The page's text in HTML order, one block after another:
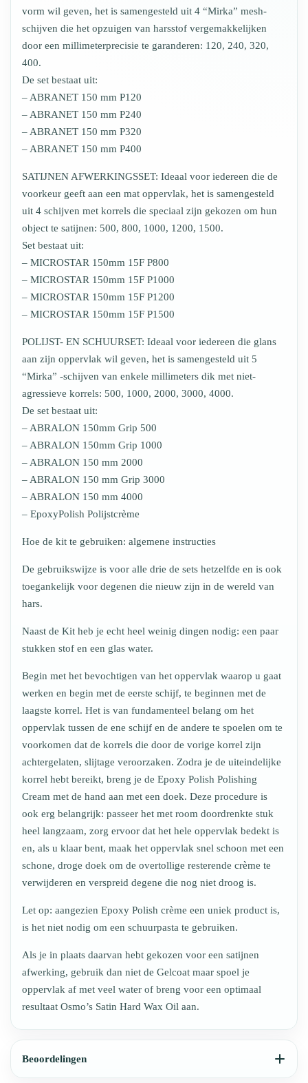
vorm wil geven, het is samengesteld uit 4 “Mirka” mesh-
schijven die het opzuigen van harsstof vergemakkelijken
door een millimeterprecisie te garanderen: 120, 240, 320,
400.
De set bestaat uit:
– ABRANET 150 mm P120
– ABRANET 150 mm P240
– ABRANET 150 mm P320
– ABRANET 150 mm P400
SATIJNEN AFWERKINGSSET: Ideaal voor iedereen die de
voorkeur geeft aan een mat oppervlak, het is samengesteld
uit 4 schijven met korrels die speciaal zijn gekozen om hun
object te satijnen: 500, 800, 1000, 1200, 1500.
Set bestaat uit:
– MICROSTAR 150mm 15F P800
– MICROSTAR 150mm 15F P1000
– MICROSTAR 150mm 15F P1200
– MICROSTAR 150mm 15F P1500
POLIJST- EN SCHUURSET: Ideaal voor iedereen die glans
aan zijn oppervlak wil geven, het is samengesteld uit 5
“Mirka” -schijven van enkele millimeters dik met niet-
agressieve korrels: 500, 1000, 2000, 3000, 4000.
De set bestaat uit:
– ABRALON 150mm Grip 500
– ABRALON 150mm Grip 1000
– ABRALON 150 mm 2000
– ABRALON 150 mm Grip 3000
– ABRALON 150 mm 4000
– EpoxyPolish Polijstcrème
Hoe de kit te gebruiken: algemene instructies
De gebruikswijze is voor alle drie de sets hetzelfde en is ook
toegankelijk voor degenen die nieuw zijn in de wereld van
hars.
Naast de Kit heb je echt heel weinig dingen nodig: een paar
stukken stof en een glas water.
Begin met het bevochtigen van het oppervlak waarop u gaat
werken en begin met de eerste schijf, te beginnen met de
laagste korrel. Het is van fundamenteel belang om het
oppervlak tussen de ene schijf en de andere te spoelen om te
voorkomen dat de korrels die door de vorige korrel zijn
achtergelaten, slijtage veroorzaken. Zodra je de uiteindelijke
korrel hebt bereikt, breng je de Epoxy Polish Polishing
Cream met de hand aan met een doek. Deze procedure is
ook erg belangrijk: passeer het met room doordrenkte stuk
heel langzaam, zorg ervoor dat het hele oppervlak bedekt is
en, als u klaar bent, maak het oppervlak snel schoon met een
schone, droge doek om de overtollige resterende crème te
verwijderen en verspreid degene die nog niet droog is.
Let op: aangezien Epoxy Polish crème een uniek product is,
is het niet nodig om een schuurpasta te gebruiken.
Als je in plaats daarvan hebt gekozen voor een satijnen
afwerking, gebruik dan niet de Gelcoat maar spoel je
oppervlak af met veel water of breng voor een optimaal
resultaat Osmo’s Satin Hard Wax Oil aan.
Beoordelingen